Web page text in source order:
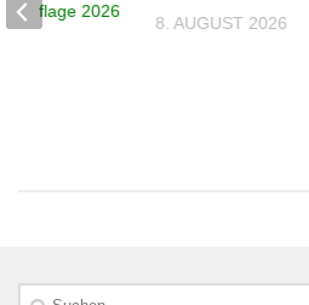
8. AUGUST 2026
– Auflage 2026
Suchen